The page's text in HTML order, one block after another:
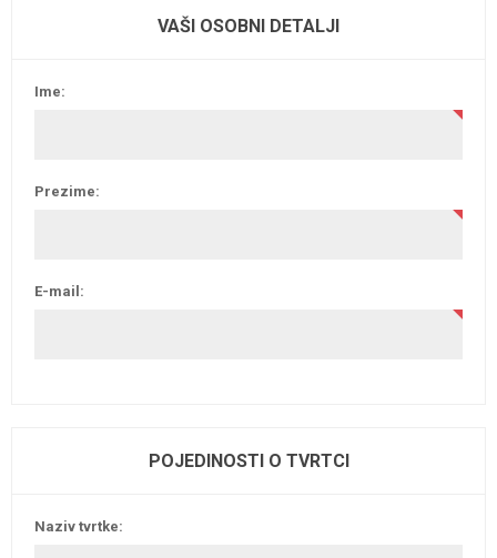
VAŠI OSOBNI DETALJI
Ime:
Prezime:
E-mail:
POJEDINOSTI O TVRTCI
Naziv tvrtke: